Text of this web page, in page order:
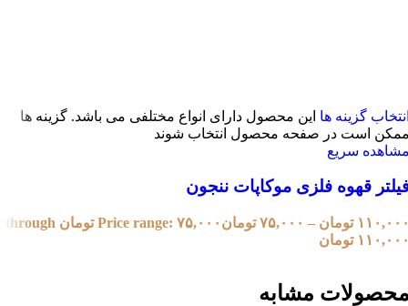
گزینه ها این محصول دارای انواع مختلفی می باشد. گزینه ها
است در صفحه محصول انتخاب شوند
سریع
قهوه فلزی موکاپات ننجون
تومان – ۷۵,۰۰۰ تومان
Price range: ۷۵,۰۰۰ تومان through
تومان
مشابه